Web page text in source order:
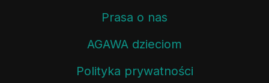
Prasa o nas
AGAWA dzieciom
Polityka prywatności